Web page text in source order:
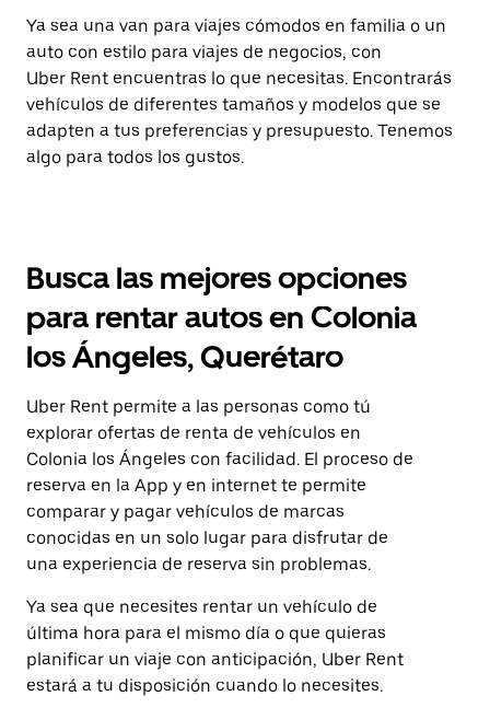
Ya sea una van para viajes cómodos en familia o un
auto con estilo para viajes de negocios, con
Uber Rent encuentras lo que necesitas. Encontrarás
vehículos de diferentes tamaños y modelos que se
adapten a tus preferencias y presupuesto. Tenemos
algo para todos los gustos.
Busca las mejores opciones
para rentar autos en Colonia
los Ángeles, Querétaro
Uber Rent permite a las personas como tú
explorar ofertas de renta de vehículos en
Colonia los Ángeles con facilidad. El proceso de
reserva en la App y en internet te permite
comparar y pagar vehículos de marcas
conocidas en un solo lugar para disfrutar de
una experiencia de reserva sin problemas.
Ya sea que necesites rentar un vehículo de
última hora para el mismo día o que quieras
planificar un viaje con anticipación, Uber Rent
estará a tu disposición cuando lo necesites.